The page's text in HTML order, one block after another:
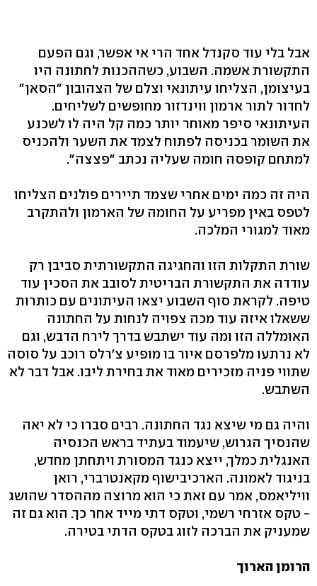
אבל בלי עוד סקנדל אחד הרי אי אפשר, וגם הפעם
התקשורת אשמה. השבוע, כשההכנות לחתונה היו
בעיצומן, הצליחו עיתונאי וצלם של הצהובון "הסאן"
לחדור לתור ארמון ווינדזור מחופשים לשליחים.
העיתונאי סיפר מאוחר יותר כמה קל היה לו לשכנע
את השומר בכניסה לפתוח לצמד את השער ולהכניס
למתחם קופסה חומה שעליה נכתב "פצצה".
היה זה כמה ימים אחרי שצמד תיירים פולנים הצליחו
לטפס באין מפריע על החומה של הארמון ולהתקרב
מאוד למגורי המלכה.
שורת התקלות הזו והחגיגה התקשורתית סביבן רק
עודדה את התקשורת הבריטית לסובב את הסכין עוד
טיפה. לקראת סוף השבוע יצאו העיתונים עם כותרות
ששאלו איזה עוד מכה צפויה לנחות על החתונה
האומללה הזו ומה עוד ישתבש בדרך לירח הדבש, וגם
לא נרתעו מלפרסם איור בו מופיע צ'רלס רוכב על סוסה
שתווי פניה מזכירים מאוד את בחירת ליבו. אבל דבר לא
השתבש.
והיה גם מי שיצא נגד החתונה. רבים סברו כי לא יאה
שהנסיך הגרוש, שיעמוד בעתיד בראש הכנסיה
האנגלית כמלך, ייצא כנגד המסורת ויתחתן מחדש,
בניגוד לאמונה. הארכיבישוף מקאנטרברי, רואן
וויליאמס, אמר עם זאת כי הוא מרוצה מההסדר שהושג
- טקס אזרחי רשמי, וטקס דתי מייד אחר כך. הוא גם זה
שמעניק את הברכה לזוג בטקס הדתי בטירה.
הרומן הארוך